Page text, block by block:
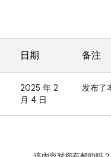
日期 备注
2025 年 2
月 4 日
发布了